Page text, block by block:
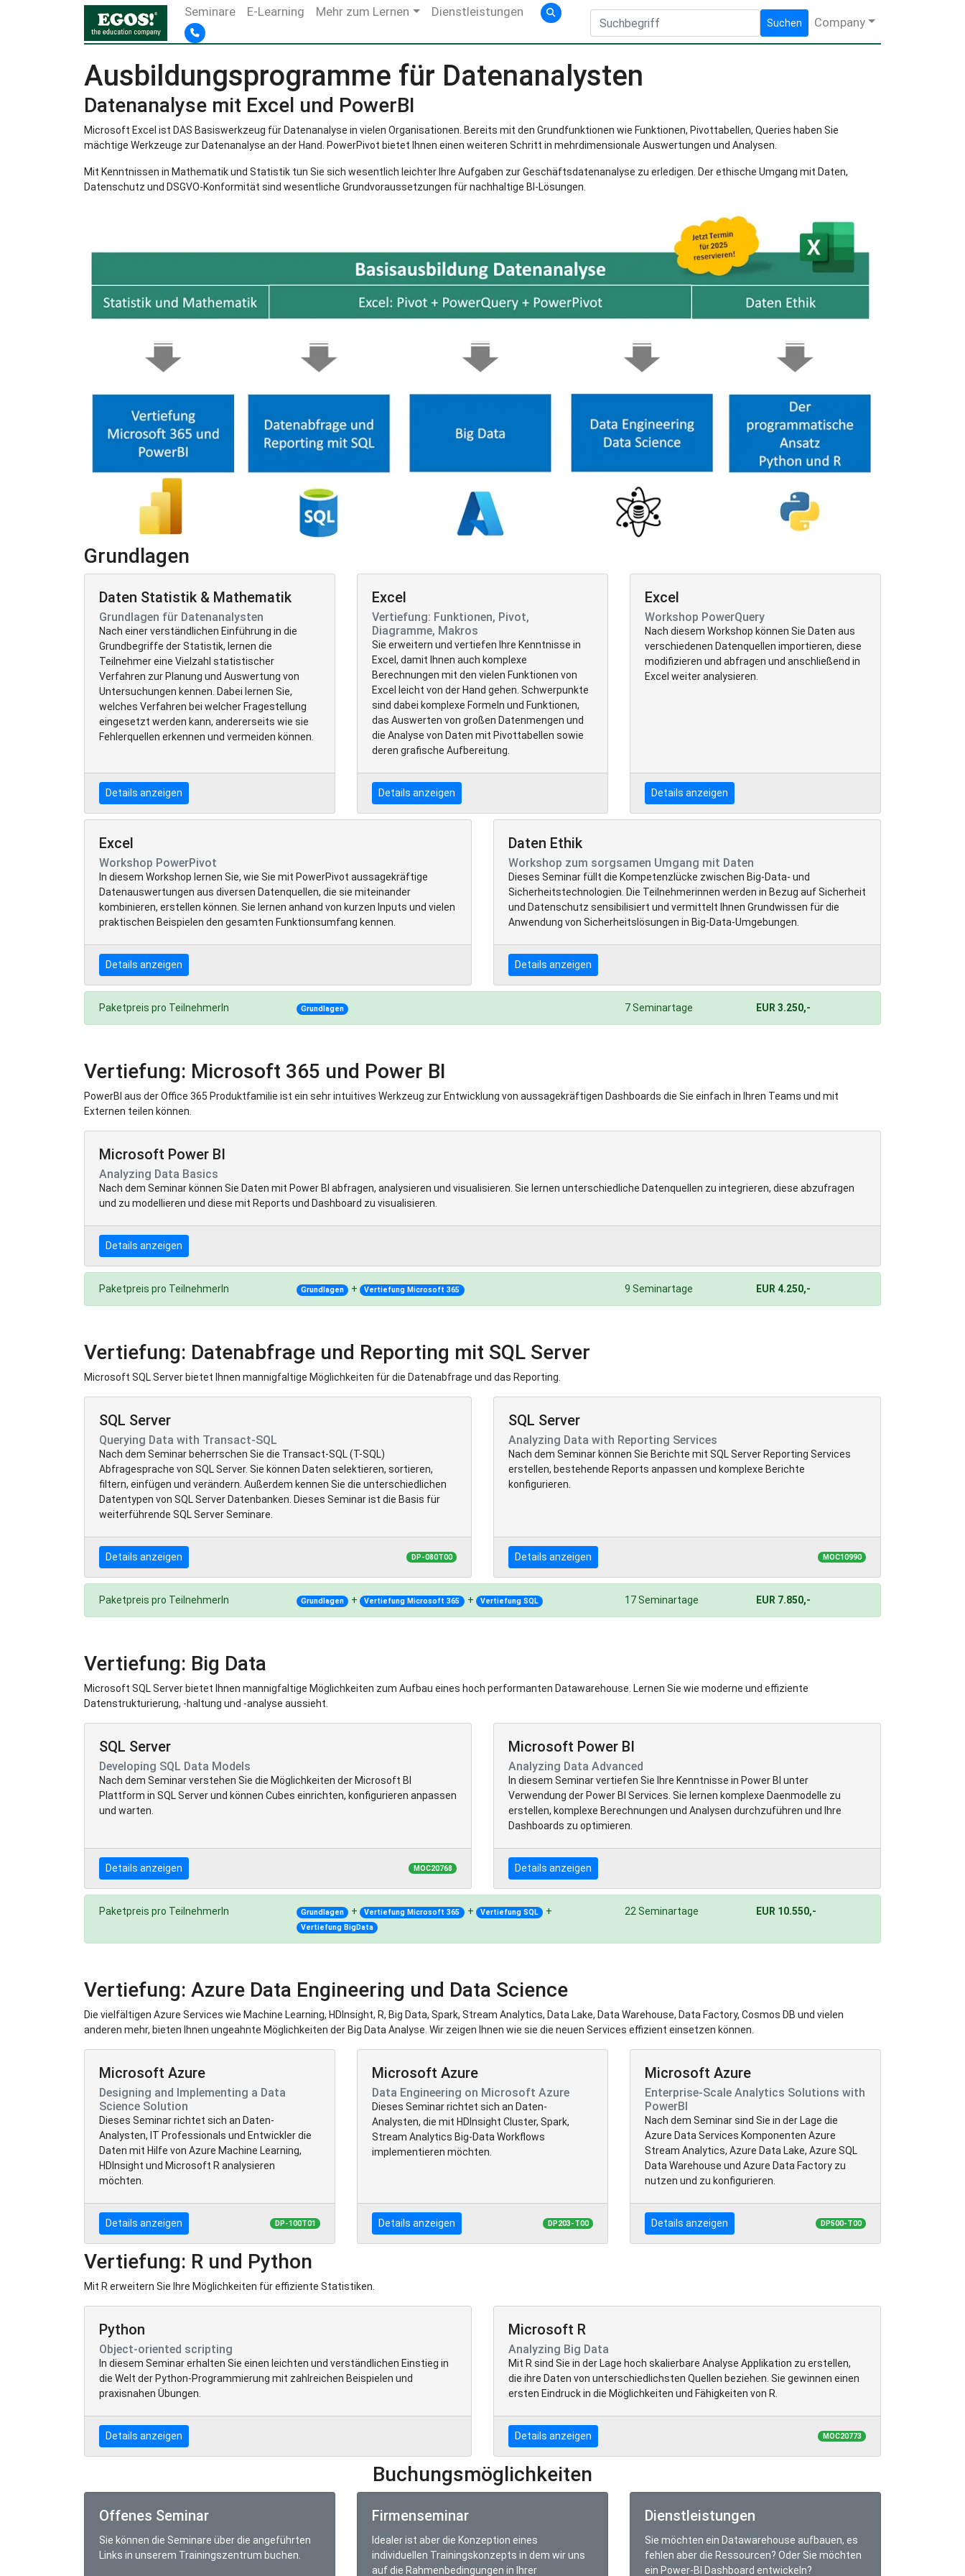
Seminare E-Learning Mehr zum Lernen Dienstleistungen
Suchen Company
Ausbildungsprogramme für Datenanalysten
Datenanalyse mit Excel und PowerBI
Microsoft Excel ist DAS Basiswerkzeug für Datenanalyse in vielen Organisationen. Bereits mit den Grundfunktionen wie Funktionen, Pivottabellen, Queries haben Sie
mächtige Werkzeuge zur Datenanalyse an der Hand. PowerPivot bietet Ihnen einen weiteren Schritt in mehrdimensionale Auswertungen und Analysen.
Mit Kenntnissen in Mathematik und Statistik tun Sie sich wesentlich leichter Ihre Aufgaben zur Geschäftsdatenanalyse zu erledigen. Der ethische Umgang mit Daten,
Datenschutz und DSGVO-Konformität sind wesentliche Grundvoraussetzungen für nachhaltige BI-Lösungen.
Grundlagen
Daten Statistik & Mathematik
Grundlagen für Datenanalysten
Nach einer verständlichen Einführung in die
Grundbegriffe der Statistik, lernen die
Teilnehmer eine Vielzahl statistischer
Verfahren zur Planung und Auswertung von
Untersuchungen kennen. Dabei lernen Sie,
welches Verfahren bei welcher Fragestellung
eingesetzt werden kann, andererseits wie sie
Fehlerquellen erkennen und vermeiden können.
Details anzeigen
Excel
Vertiefung: Funktionen, Pivot,
Diagramme, Makros
Sie erweitern und vertiefen Ihre Kenntnisse in
Excel, damit Ihnen auch komplexe
Berechnungen mit den vielen Funktionen von
Excel leicht von der Hand gehen. Schwerpunkte
sind dabei komplexe Formeln und Funktionen,
das Auswerten von großen Datenmengen und
die Analyse von Daten mit Pivottabellen sowie
deren grafische Aufbereitung.
Details anzeigen
Excel
Workshop PowerQuery
Nach diesem Workshop können Sie Daten aus
verschiedenen Datenquellen importieren, diese
modifizieren und abfragen und anschließend in
Excel weiter analysieren.
Details anzeigen
Excel
Workshop PowerPivot
In diesem Workshop lernen Sie, wie Sie mit PowerPivot aussagekräftige
Datenauswertungen aus diversen Datenquellen, die sie miteinander
kombinieren, erstellen können. Sie lernen anhand von kurzen Inputs und vielen
praktischen Beispielen den gesamten Funktionsumfang kennen.
Details anzeigen
Daten Ethik
Workshop zum sorgsamen Umgang mit Daten
Dieses Seminar füllt die Kompetenzlücke zwischen Big-Data- und
Sicherheitstechnologien. Die Teilnehmerinnen werden in Bezug auf Sicherheit
und Datenschutz sensibilisiert und vermittelt Ihnen Grundwissen für die
Anwendung von Sicherheitslösungen in Big-Data-Umgebungen.
Details anzeigen
Paketpreis pro TeilnehmerIn Grundlagen 7 Seminartage EUR 3.250,-
Vertiefung: Microsoft 365 und Power BI
PowerBI aus der Office 365 Produktfamilie ist ein sehr intuitives Werkzeug zur Entwicklung von aussagekräftigen Dashboards die Sie einfach in Ihren Teams und mit
Externen teilen können.
Microsoft Power BI
Analyzing Data Basics
Nach dem Seminar können Sie Daten mit Power BI abfragen, analysieren und visualisieren. Sie lernen unterschiedliche Datenquellen zu integrieren, diese abzufragen
und zu modellieren und diese mit Reports und Dashboard zu visualisieren.
Details anzeigen
Paketpreis pro TeilnehmerIn Grundlagen + Vertiefung Microsoft 365 9 Seminartage EUR 4.250,-
Vertiefung: Datenabfrage und Reporting mit SQL Server
Microsoft SQL Server bietet Ihnen mannigfaltige Möglichkeiten für die Datenabfrage und das Reporting.
SQL Server
Querying Data with Transact-SQL
Nach dem Seminar beherrschen Sie die Transact-SQL (T-SQL)
Abfragesprache von SQL Server. Sie können Daten selektieren, sortieren,
filtern, einfügen und verändern. Außerdem kennen Sie die unterschiedlichen
Datentypen von SQL Server Datenbanken. Dieses Seminar ist die Basis für
weiterführende SQL Server Seminare.
Details anzeigen DP-080T00
SQL Server
Analyzing Data with Reporting Services
Nach dem Seminar können Sie Berichte mit SQL Server Reporting Services
erstellen, bestehende Reports anpassen und komplexe Berichte
konfigurieren.
Details anzeigen MOC10990
Paketpreis pro TeilnehmerIn Grundlagen + Vertiefung Microsoft 365 + Vertiefung SQL 17 Seminartage EUR 7.850,-
Vertiefung: Big Data
Microsoft SQL Server bietet Ihnen mannigfaltige Möglichkeiten zum Aufbau eines hoch performanten Datawarehouse. Lernen Sie wie moderne und effiziente
Datenstrukturierung, -haltung und -analyse aussieht.
SQL Server
Developing SQL Data Models
Nach dem Seminar verstehen Sie die Möglichkeiten der Microsoft BI
Plattform in SQL Server und können Cubes einrichten, konfigurieren anpassen
und warten.
Details anzeigen MOC20768
Microsoft Power BI
Analyzing Data Advanced
In diesem Seminar vertiefen Sie Ihre Kenntnisse in Power BI unter
Verwendung der Power BI Services. Sie lernen komplexe Daenmodelle zu
erstellen, komplexe Berechnungen und Analysen durchzuführen und Ihre
Dashboards zu optimieren.
Details anzeigen
Paketpreis pro TeilnehmerIn Grundlagen + Vertiefung Microsoft 365 + Vertiefung SQL +
Vertiefung BigData
22 Seminartage EUR 10.550,-
Vertiefung: Azure Data Engineering und Data Science
Die vielfältigen Azure Services wie Machine Learning, HDInsight, R, Big Data, Spark, Stream Analytics, Data Lake, Data Warehouse, Data Factory, Cosmos DB und vielen
anderen mehr, bieten Ihnen ungeahnte Möglichkeiten der Big Data Analyse. Wir zeigen Ihnen wie sie die neuen Services effizient einsetzen können.
Microsoft Azure
Designing and Implementing a Data
Science Solution
Dieses Seminar richtet sich an Daten-
Analysten, IT Professionals und Entwickler die
Daten mit Hilfe von Azure Machine Learning,
HDInsight und Microsoft R analysieren
möchten.
Details anzeigen DP-100T01
Microsoft Azure
Data Engineering on Microsoft Azure
Dieses Seminar richtet sich an Daten-
Analysten, die mit HDInsight Cluster, Spark,
Stream Analytics Big-Data Workflows
implementieren möchten.
Details anzeigen DP203-T00
Microsoft Azure
Enterprise-Scale Analytics Solutions with
PowerBI
Nach dem Seminar sind Sie in der Lage die
Azure Data Services Komponenten Azure
Stream Analytics, Azure Data Lake, Azure SQL
Data Warehouse und Azure Data Factory zu
nutzen und zu konfigurieren.
Details anzeigen DP500-T00
Vertiefung: R und Python
Mit R erweitern Sie Ihre Möglichkeiten für effiziente Statistiken.
Python
Object-oriented scripting
In diesem Seminar erhalten Sie einen leichten und verständlichen Einstieg in
die Welt der Python-Programmierung mit zahlreichen Beispielen und
praxisnahen Übungen.
Details anzeigen
Microsoft R
Analyzing Big Data
Mit R sind Sie in der Lage hoch skalierbare Analyse Applikation zu erstellen,
die ihre Daten von unterschiedlichsten Quellen beziehen. Sie gewinnen einen
ersten Eindruck in die Möglichkeiten und Fähigkeiten von R.
Details anzeigen MOC20773
Buchungsmöglichkeiten
Offenes Seminar
Sie können die Seminare über die angeführten
Links in unserem Trainingszentrum buchen.
Firmenseminar
Idealer ist aber die Konzeption eines
individuellen Trainingskonzepts in dem wir uns
auf die Rahmenbedingungen in Ihrer
Dienstleistungen
Sie möchten ein Datawarehouse aufbauen, es
fehlen aber die Ressourcen? Oder Sie möchten
ein Power-BI Dashboard entwickeln?